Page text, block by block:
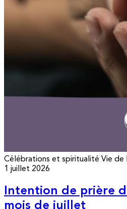
Célébrations et spiritualité Vie de
1 juillet 2026
Intention de prière
mois de juillet